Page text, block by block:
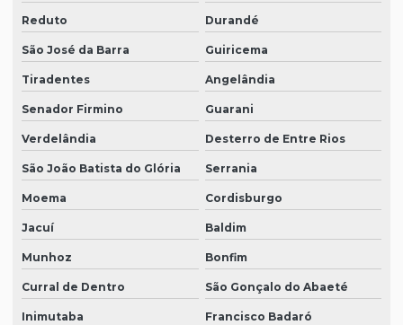
Reduto Durandé
São José da Barra Guiricema
Tiradentes Angelândia
Senador Firmino Guarani
Verdelândia Desterro de Entre Rios
São João Batista do Glória Serrania
Moema Cordisburgo
Jacuí Baldim
Munhoz Bonfim
Curral de Dentro São Gonçalo do Abaeté
Inimutaba Francisco Badaró